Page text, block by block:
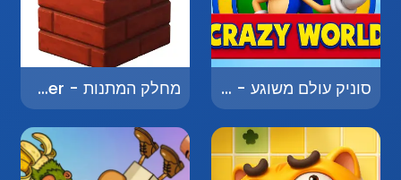
סוניק עולם משוגע - Sonic Crazy World מחלק המתנות - Gift Catcher